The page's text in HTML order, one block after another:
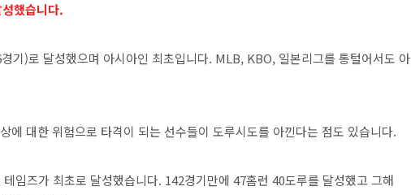
했습니다.
기)로 달성했으며 아시아인 최초입니다. MLB, KBO, 일본리그를 통털어서도 아
에 대한 위험으로 타격이 되는 선수들이 도루시도를 아낀다는 점도 있습니다.
임즈가 최초로 달성했습니다. 142경기만에 47홈런 40도루를 달성했고 그해